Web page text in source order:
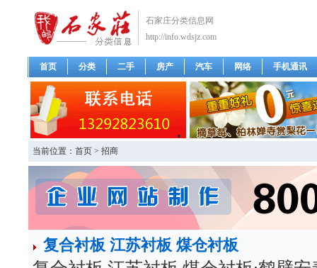
石家庄分类信息网
http://info.wdsjz.com
首页 分类 二手 房产 汽车 网络 手机通讯
当前位置： 首页 > 招商
复合衬板 江苏衬板 煤仓衬板